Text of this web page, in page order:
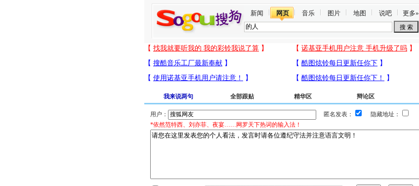
新闻 网页 音乐 图片 地图 说吧 更多»
我来说两句 全部跟贴 精华区 辩论区
用户： 匿名发表：
隐藏地址：
*依然范特西、刘亦菲、夜宴……网罗天下热词的输入法！